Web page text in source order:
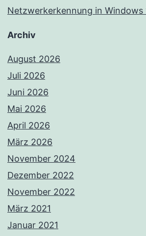
Netzwerkerkennung in Windows
Archiv
August 2026
Juli 2026
Juni 2026
Mai 2026
April 2026
März 2026
November 2024
Dezember 2022
November 2022
März 2021
Januar 2021